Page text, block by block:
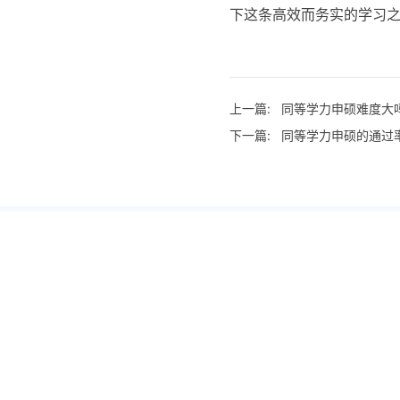
下这条高效而务实的学习
上一篇:
同等学力申硕难度大
下一篇:
同等学力申硕的通过